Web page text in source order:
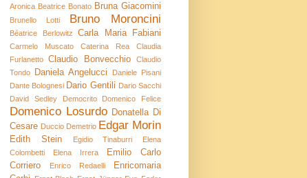
Aronica Beatrice Bonato Bruna Giacomini
Brunello Lotti Bruno Moroncini
Béatrice Berlowitz Carla Maria Fabiani
Carmelo Muscato Caterina Rea
Claudia
Furlanetto
Claudio Bonvecchio
Claudio
Tondo
Daniela Angelucci
Daniele Pisani
Dante Bolognesi Dario Gentili Dario Sacchi
David Sedley
Democrito Domenico Felice
Domenico Losurdo Donatella Di
Cesare Duccio Demetrio Edgar Morin
Edith Stein Egidio Tinaburri
Elena
Colombetti
Elena Irrera
Emilio Carlo
Corriero
Enrico Redaelli
Enricomaria